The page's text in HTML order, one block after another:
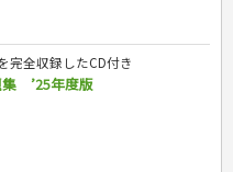
完全収録したCD付き
集 ’25年度版